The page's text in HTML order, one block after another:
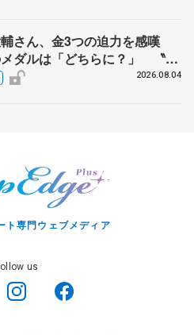
さん、金3つの迫力を感嘆
ダルは「どちらに？」 〝リ
オリンピック3連覇の野村忠
2026.08.04
ト専門ウェブメディア
us